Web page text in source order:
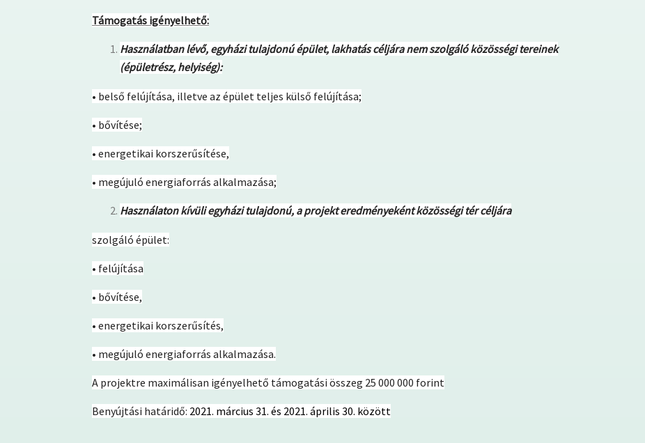
Támogatás igényelhető:
Használatban lévő, egyházi tulajdonú épület, lakhatás céljára nem szolgáló közösségi tereinek
(épületrész, helyiség):
• belső felújítása, illetve az épület teljes külső felújítása;
• bővítése;
• energetikai korszerűsítése,
• megújuló energiaforrás alkalmazása;
Használaton kívüli egyházi tulajdonú, a projekt eredményeként közösségi tér céljára
szolgáló épület:
• felújítása
• bővítése,
• energetikai korszerűsítés,
• megújuló energiaforrás alkalmazása.
A projektre maximálisan igényelhető támogatási összeg 25 000 000 forint
Benyújtási határidő: 2021. március 31. és 2021. április 30. között